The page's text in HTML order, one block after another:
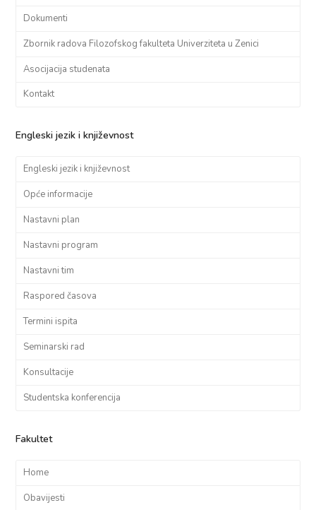
Dokumenti
Zbornik radova Filozofskog fakulteta Univerziteta u Zenici
Asocijacija studenata
Kontakt
Engleski jezik i književnost
Engleski jezik i književnost
Opće informacije
Nastavni plan
Nastavni program
Nastavni tim
Raspored časova
Termini ispita
Seminarski rad
Konsultacije
Studentska konferencija
Fakultet
Home
Obavijesti